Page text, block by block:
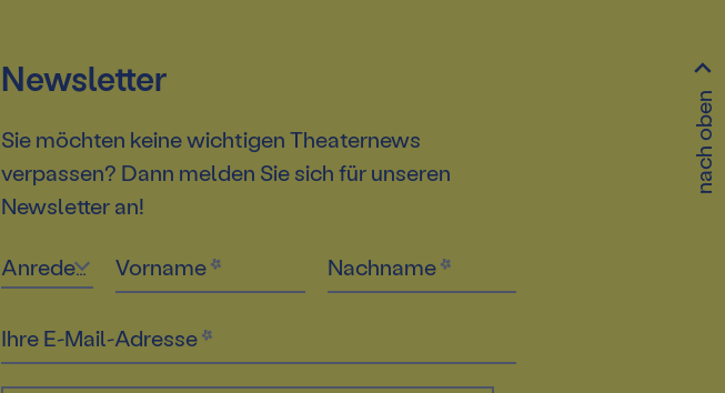
Newsletter
Sie möchten keine wichtigen Theaternews
verpassen? Dann melden Sie sich für unseren
Newsletter an!
Anrede Vorname Nachname
Ihre E-Mail-Adresse
nach oben